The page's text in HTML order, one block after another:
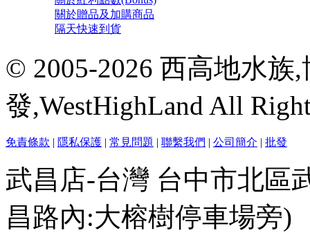
關於贈品及加購商品
隔天快速到貨
© 2005-2026 西高地水族
發,WestHighLand All
免責條款 | 隱私保護 | 常見問題 | 聯繫我們 | 公司簡介 | 批發
武昌店-台灣 台中市北區
昌路內:大榕樹停車場旁)